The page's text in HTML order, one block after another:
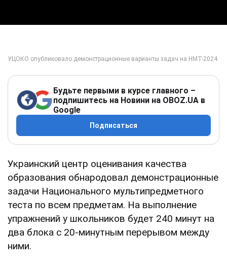
Будьте первыми в курсе главного –
подпишитесь на Новини на OBOZ.UA в
Google
Подписаться
Украинский центр оценивания качества
образования обнародовал демонстрационные
задачи Национального мультипредметного
теста по всем предметам. На выполнение
упражнений у школьников будет 240 минут на
два блока с 20-минутным перерывом между
ними.